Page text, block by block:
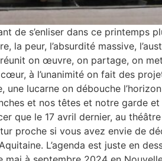
de s’enliser dans ce printemps
la peur, l’absurdité massive,
on œuvre, on partage, on
à l’unanimité on fait des
lucarne on débouche
et nos têtes et notre garde
que le 17 avril dernier, au
proche si vous avez envie de
L’agenda est juste en